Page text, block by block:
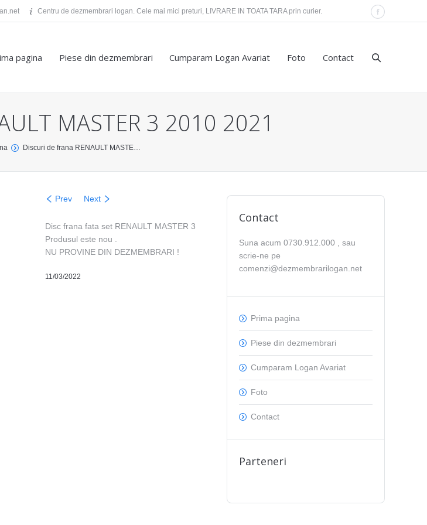
Centru de dezmembrari logan. Cele mai mici preturi, LIVRARE IN TOATA TARA prin curier.
pagina Piese din dezmembrari Cumparam Logan Avariat Foto Contact
MASTER 3 2010 2021
Discuri de frana RENAULT MASTE…
Prev Next
Disc frana fata set RENAULT MASTER 3
Produsul este nou .
NU PROVINE DIN DEZMEMBRARI !
11/03/2022
Contact
Suna acum 0730.912.000 , sau
scrie-ne pe
comenzi@dezmembrarilogan.net
Prima pagina
Piese din dezmembrari
Cumparam Logan Avariat
Foto
Contact
Parteneri